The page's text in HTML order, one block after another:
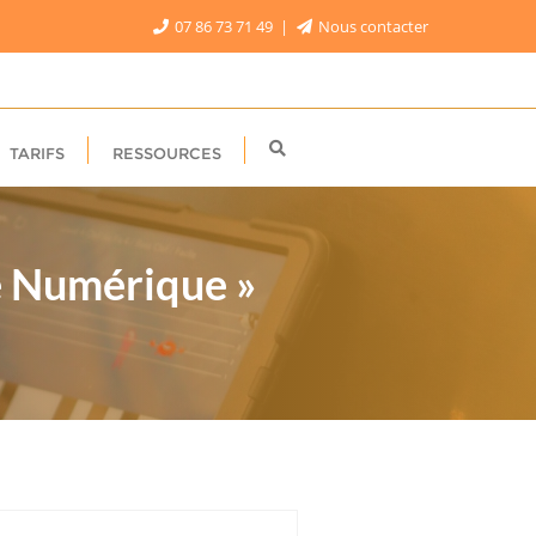
07 86 73 71 49 Nous contacter
TARIFS RESSOURCES
»